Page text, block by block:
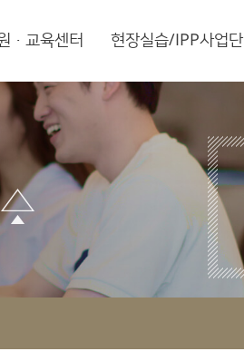
·교육센터 현장실습/IPP사업단